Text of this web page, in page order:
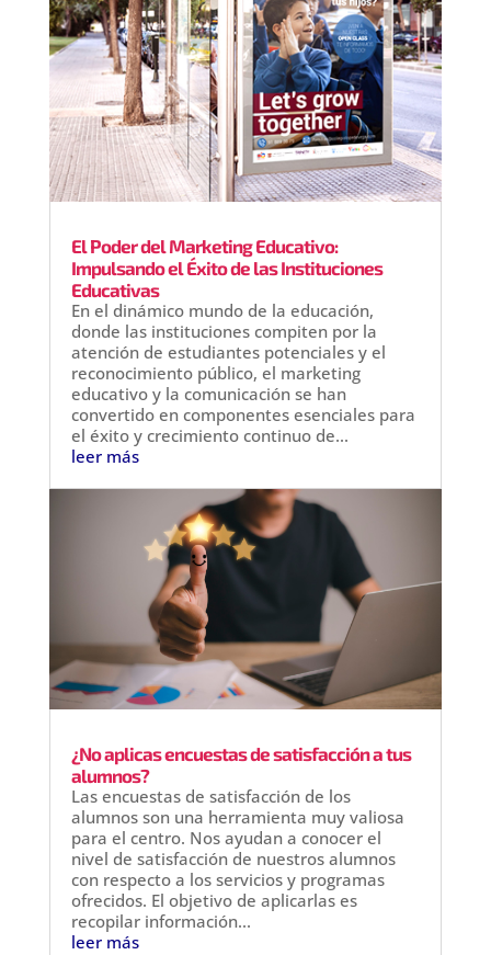
El Poder del Marketing Educativo:
Impulsando el Éxito de las Instituciones
Educativas
En el dinámico mundo de la educación,
donde las instituciones compiten por la
atención de estudiantes potenciales y el
reconocimiento público, el marketing
educativo y la comunicación se han
convertido en componentes esenciales para
el éxito y crecimiento continuo de...
leer más
¿No aplicas encuestas de satisfacción a tus
alumnos?
Las encuestas de satisfacción de los
alumnos son una herramienta muy valiosa
para el centro. Nos ayudan a conocer el
nivel de satisfacción de nuestros alumnos
con respecto a los servicios y programas
ofrecidos. El objetivo de aplicarlas es
recopilar información...
leer más